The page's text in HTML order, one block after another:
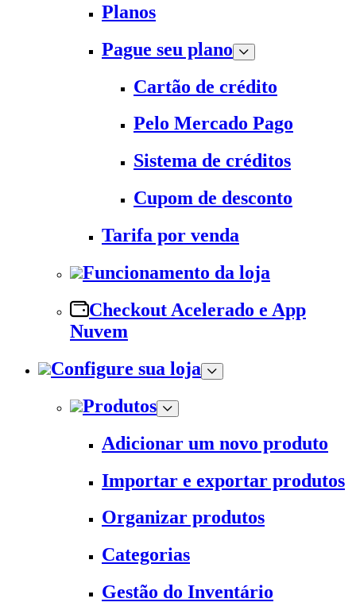
Planos
Pague seu plano
Cartão de crédito
Pelo Mercado Pago
Sistema de créditos
Cupom de desconto
Tarifa por venda
Funcionamento da loja
Checkout Acelerado e App
Nuvem
Configure sua loja
Produtos
Adicionar um novo produto
Importar e exportar produtos
Organizar produtos
Categorias
Gestão do Inventário